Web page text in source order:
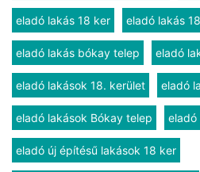
eladó lakás 18 ker eladó lakás
eladó lakás bókay telep eladó
eladó lakások 18. kerület eladó
eladó lakások Bókay telep eladó
eladó új építésű lakások 18 ker